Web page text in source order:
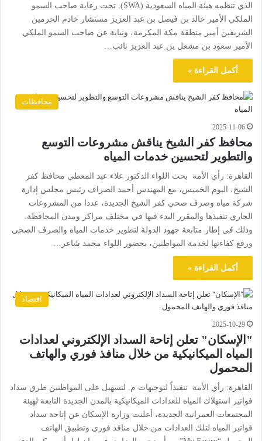
الذي تنظمه هيئة المياه السعودية (SWA). تحت رعاية صاحب السمو
الملكي الأمير خالد بن فيصل بن عبد العزيز مستشار خادم الحرمين
الشريفين أمير منطقة مكة المكرمة، ونيابة عن صاحب السمو الملكي
الأمير سعود بن مشعل بن عبد العزيز نائب…
أكمل القراءة »
محافظات
2025-11-06
محافظ كفر الشيخ يناقش مشروعات التوسع
والتطوير لتحسين خدمات المياه
القاهرة: رأي الأمة بحث اللواء الدكتور علاء عبد المعطي محافظ كفر
الشيخ، اليوم الخميس، مع المهندس أحمد الصراف رئيس مجلس إدارة
شركة مياه وصرف صحي كفر الشيخ الجديدة، عددا من المشروعات
الجاري تنفيذها والمقرر البدء فيها في مختلف مراكز ومدن المحافظة.
وذلك في إطار متابعة جهود الدولة لتطوير خدمات المياه والصرف الصحي
ورفع كفاءتها لخدمة المواطنين، بحضور اللواء محمد شاعر…
أكمل القراءة »
اقتصاد
2025-10-29
"الإسكان" تعلن إتاحة السداد الإلكتروني لعدادات
المياه الميكانيكية من خلال منافذ فوري والهاتف
المحمول
القاهرة: رأي الأمة تنفيذاً لتوجيهات م. لتسهيل على المواطنين طرق سداد
فواتير استهلاك المياه للعدادات الميكانيكية بالمدن الجديدة التابعة لهيئة
المجتمعات العمرانية الجديدة، أعلنت وزارة الإسكان عن إتاحة سداد
فواتير المياه لتلك العدادات من خلال منافذ فوري وتطبيق الهاتف